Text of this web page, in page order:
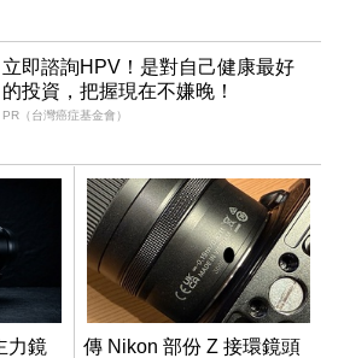
立即諮詢HPV！是對自己健康最好
的投資，把握現在不嫌晚！
PR（台灣癌症基金會）
力鏡
傳 Nikon 部份 Z 接環鏡頭